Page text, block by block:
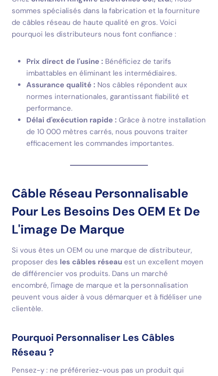
sommes spécialisés dans la fabrication et la fourniture
de câbles réseau de haute qualité en gros. Voici
pourquoi les distributeurs nous font confiance :
Prix direct de l'usine : Bénéficiez de tarifs
imbattables en éliminant les intermédiaires.
Assurance qualité : Nos câbles répondent aux
normes internationales, garantissant fiabilité et
performance.
Délai d'exécution rapide : Grâce à notre installation
de 10 000 mètres carrés, nous pouvons traiter
efficacement les commandes importantes.
Câble Réseau Personnalisable
Pour Les Besoins Des OEM Et De
L'image De Marque
Si vous êtes un OEM ou une marque de distributeur,
proposer des les câbles réseau est un excellent moyen
de différencier vos produits. Dans un marché
encombré, l'image de marque et la personnalisation
peuvent vous aider à vous démarquer et à fidéliser une
clientèle.
Pourquoi Personnaliser Les Câbles
Réseau ?
Pensez-y : ne préféreriez-vous pas un produit qui